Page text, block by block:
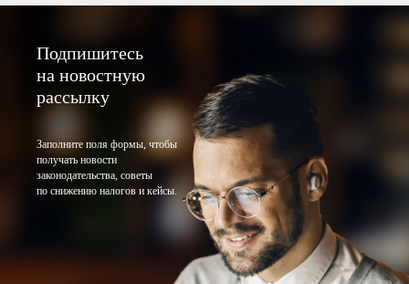
Подпишитесь
на новостную
рассылку
Заполните поля формы, чтобы
получать новости
законодательства, советы
по снижению налогов и кейсы.